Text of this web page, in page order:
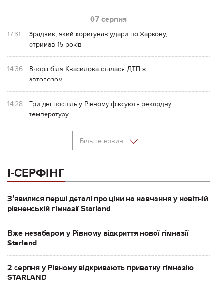
07 серпня
17:31
Зрадник, який коригував удари по Харкову,
отримав 15 років
14:36
Вчора біля Квасилова сталася ДТП з
автовозом
14:28
Три дні поспіль у Рівному фіксують рекордну
температуру
Більше новин
І-СЕРФІНГ
Зʼявилися перші деталі про ціни на навчання у новітній
рівненській гімназії Starland
Вже незабаром у Рівному відкриття нової гімназії
Starland
2 серпня у Рівному відкривають приватну гімназію
STARLAND